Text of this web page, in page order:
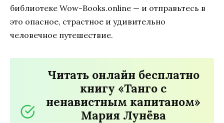
библиотеке Wow-Books.online — и отправьтесь в
это опасное, страстное и удивительно
человечное путешествие.
Читать онлайн бесплатно
книгу «Танго с
ненавистным капитаном»
Мария Лунёва